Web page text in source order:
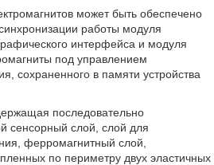
может быть обеспечено
работы модуля
интерфейса и модуля
под управлением
сохраненного в памяти устройства
последовательно
сенсорный слой, слой для
ферромагнитный слой,
по периметру двух эластичных